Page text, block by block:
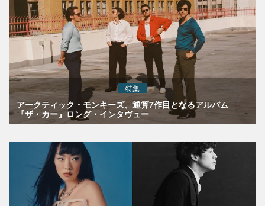
特集
アークティック・モンキーズ、通算7作目となるアルバム
『ザ・カー』ロング・インタヴュー